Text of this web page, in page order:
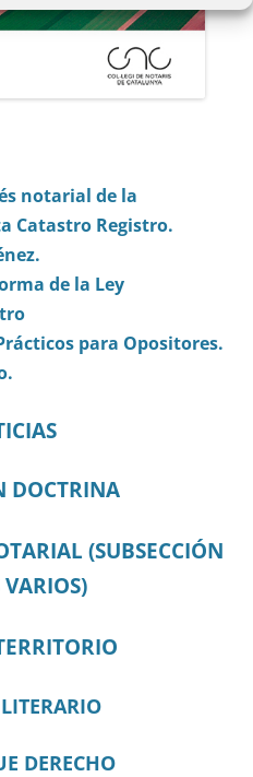
notarial de la
Catastro Registro.
de la Ley
para Opositores.
DOCTRINA
(SUBSECCIÓN
DERECHO